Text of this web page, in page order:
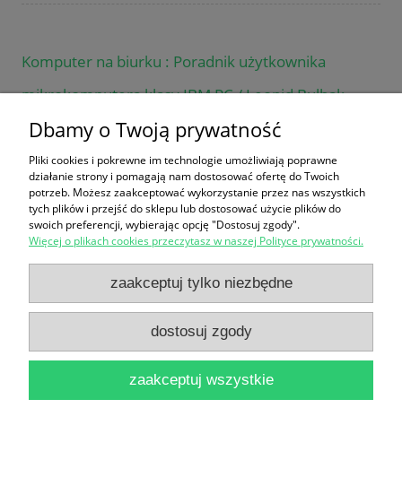
Komputer na biurku : Poradnik użytkownika
mikrokomputera klasy IBM PC / Leonid Bułhak,
Magdalena Szeżyńska
16,90 zł
do koszyka
Komputer po raz pierwszy / Michał Szurek
Dbamy o Twoją prywatność
Pliki cookies i pokrewne im technologie umożliwiają poprawne
działanie strony i pomagają nam dostosować ofertę do Twoich
potrzeb. Możesz zaakceptować wykorzystanie przez nas wszystkich
tych plików i przejść do sklepu lub dostosować użycie plików do
swoich preferencji, wybierając opcję "Dostosuj zgody".
Więcej o plikach cookies przeczytasz w naszej Polityce prywatności.
zaakceptuj tylko niezbędne
dostosuj zgody
zaakceptuj wszystkie